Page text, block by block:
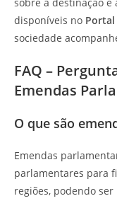
disponíveis no Portal
sociedade
FAQ –
Emendas
O que são
Emendas
parlamentares para
regiões, podendo